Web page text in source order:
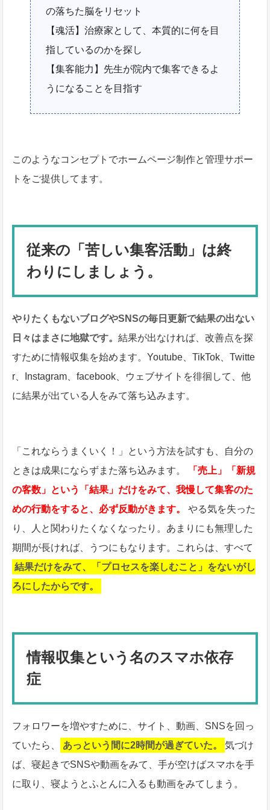
の落ちた脳をリセット
【魂活】治療家として、本質的に何を目
指しているのかを探し
【集客能力】先生が院内で集客できるよ
うになることを目指す
このようなコンセプトでホームページ制作と管理サポー
トをご提供してます。
従来の「苦しい集客活動」は終
わりにしましょう。
やりたくもないブログやSNSの毎日更新で結果の出ない
日々はまさに地獄です。結果が出なければ、改善点を探
すために情報収集を始めます。Youtube、TikTok、Twitte
r、Instagram、facebook、ウェブサイトを徘徊して、他
に結果が出ている人をみて落ち込みます。
「これならうまくいく！」という方法を試すも、自分の
ときは成果にならずまた落ち込みます。
「売上」「新規
の客数」という「結果」だけをみて、我慢して集客のた
めの行動をすると、必ず反動がきます。
やる気を失った
り、人と関わりたくなくなったり。あまりにも無理した
期間が長ければ、うつにもなります。これらは、すべて
結果だけをみて、「プロセスを楽しむこと」をないがし
ろにしたからです。
情報収集という名のスマホ依存
症
フォロワーを増やすために、サイト、動画、SNSを回っ
ていたら、
あっという間に2時間が過ぎていた。
気づけ
ば、寝起きでSNSや動画をみて、手が空けばスマホを手
に取り、寝ようとふとんに入るも動画をみてしまう。